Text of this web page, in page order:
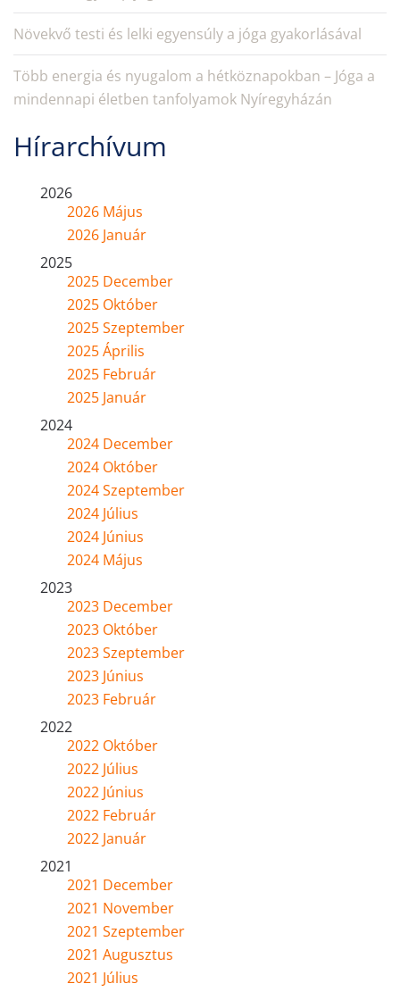
Növekvő testi és lelki egyensúly a jóga gyakorlásával
Több energia és nyugalom a hétköznapokban – Jóga a
mindennapi életben tanfolyamok Nyíregyházán
Hírarchívum
2026
2026 Május
2026 Január
2025
2025 December
2025 Október
2025 Szeptember
2025 Április
2025 Február
2025 Január
2024
2024 December
2024 Október
2024 Szeptember
2024 Július
2024 Június
2024 Május
2023
2023 December
2023 Október
2023 Szeptember
2023 Június
2023 Február
2022
2022 Október
2022 Július
2022 Június
2022 Február
2022 Január
2021
2021 December
2021 November
2021 Szeptember
2021 Augusztus
2021 Július